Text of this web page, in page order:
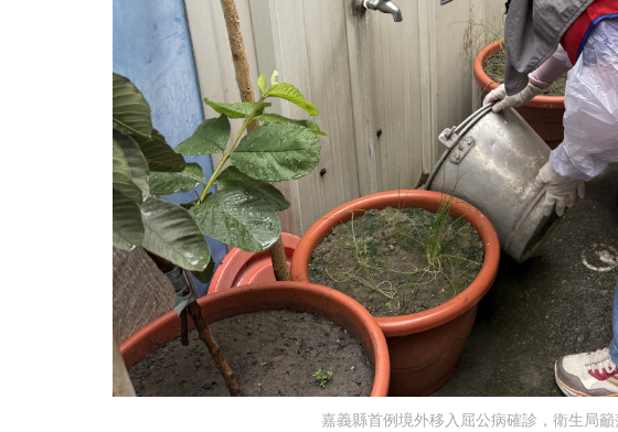
嘉義縣首例境外移入屈公病確診，衛生局